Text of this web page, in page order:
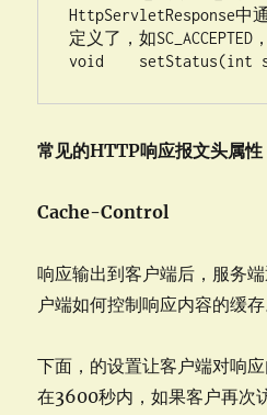
HttpServletResponse中
定义了，如SC_ACCEPTED
void    setStatus(int
常见的HTTP响应报文头属性
Cache-Control
响应输出到客户端后，服务
户端如何控制响应内容的缓存
下面，的设置让客户端对响
在3600秒内，如果客户再次